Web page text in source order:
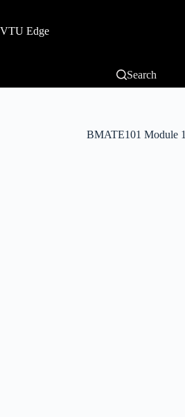
VTU Edge
Search
BMATE101 Module 1